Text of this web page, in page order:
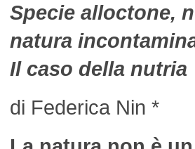
Specie alloctone,
natura
Il caso della nutria
di Federica Nin *